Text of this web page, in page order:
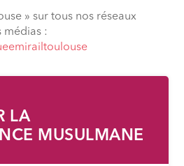
» sur tous nos réseaux
médias :
LA
MUSULMANE